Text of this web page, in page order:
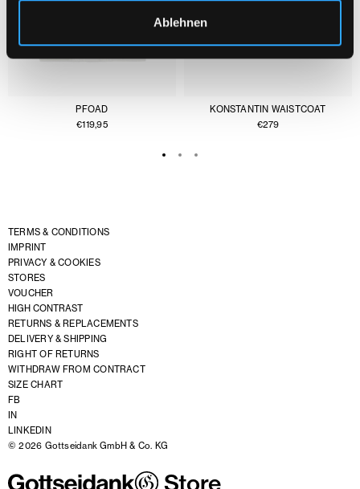
Ablehnen
PFOAD
€119,95
KONSTANTIN WAISTCOAT
€279
TERMS & CONDITIONS
IMPRINT
PRIVACY & COOKIES
STORES
VOUCHER
HIGH CONTRAST
RETURNS & REPLACEMENTS
DELIVERY & SHIPPING
RIGHT OF RETURNS
WITHDRAW FROM CONTRACT
SIZE CHART
FB
IN
LINKEDIN
© 2026 Gottseidank GmbH & Co. KG
Store